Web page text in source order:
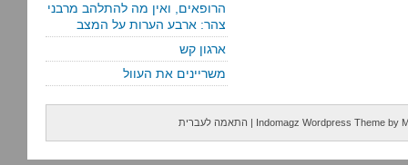
הרופאים, ואין מה להתלהב מרבני
צהר: ארבע הערות על המצב
ארגון קש
משריינים את העוול
Indomagz Wordpress Theme by
| התאמה לעברית